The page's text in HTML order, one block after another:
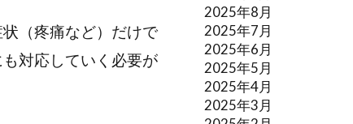
（疼痛など）だけで
対応していく必要が
2025年8月
2025年7月
2025年6月
2025年5月
2025年4月
2025年3月